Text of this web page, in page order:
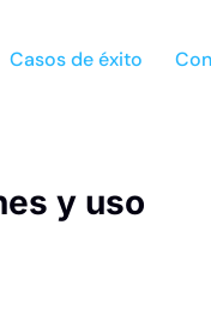
Casos de éxito
y uso